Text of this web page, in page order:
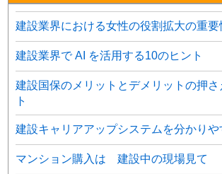
建設業界における女性の役割拡大の重要
建設業界で AI を活用する10のヒント
建設国保のメリットとデメリットの押
ト
建設キャリアアップシステムを分かりや
マンション購入は 建設中の現場見て